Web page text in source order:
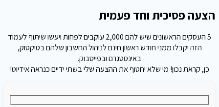
הצעה פסיכית וחד פעמית
5 העסקים הראשונים שיש להם 2,000 עוקבים לפחות ויעשו שיתוף לעמוד
הזה יקבלו ממני חודש ראשון חינם לניהול החשבון שלהם בטיקטוק,
באינסטגרם ובפייסבוק.
כן, קראת נכון! מי שלא יחטוף את ההצעה שלי בשתי ידיים כנראה אידיוט!